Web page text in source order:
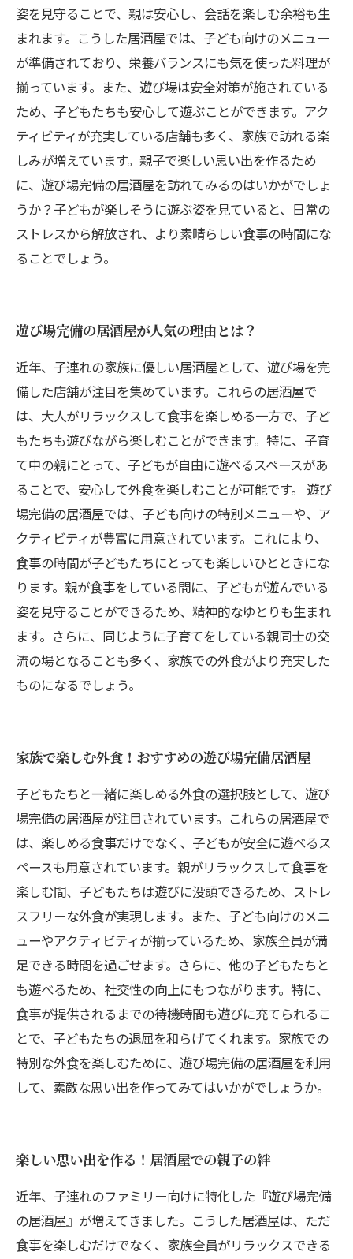
姿を見守ることで、親は安心し、会話を楽しむ余裕も生
まれます。こうした居酒屋では、子ども向けのメニュー
が準備されており、栄養バランスにも気を使った料理が
揃っています。また、遊び場は安全対策が施されている
ため、子どもたちも安心して遊ぶことができます。アク
ティビティが充実している店舗も多く、家族で訪れる楽
しみが増えています。親子で楽しい思い出を作るため
に、遊び場完備の居酒屋を訪れてみるのはいかがでしょ
うか？子どもが楽しそうに遊ぶ姿を見ていると、日常の
ストレスから解放され、より素晴らしい食事の時間にな
ることでしょう。
遊び場完備の居酒屋が人気の理由とは？
近年、子連れの家族に優しい居酒屋として、遊び場を完
備した店舗が注目を集めています。これらの居酒屋で
は、大人がリラックスして食事を楽しめる一方で、子ど
もたちも遊びながら楽しむことができます。特に、子育
て中の親にとって、子どもが自由に遊べるスペースがあ
ることで、安心して外食を楽しむことが可能です。 遊び
場完備の居酒屋では、子ども向けの特別メニューや、ア
クティビティが豊富に用意されています。これにより、
食事の時間が子どもたちにとっても楽しいひとときにな
ります。親が食事をしている間に、子どもが遊んでいる
姿を見守ることができるため、精神的なゆとりも生まれ
ます。さらに、同じように子育てをしている親同士の交
流の場となることも多く、家族での外食がより充実した
ものになるでしょう。
家族で楽しむ外食！おすすめの遊び場完備居酒屋
子どもたちと一緒に楽しめる外食の選択肢として、遊び
場完備の居酒屋が注目されています。これらの居酒屋で
は、楽しめる食事だけでなく、子どもが安全に遊べるス
ペースも用意されています。親がリラックスして食事を
楽しむ間、子どもたちは遊びに没頭できるため、ストレ
スフリーな外食が実現します。また、子ども向けのメニ
ューやアクティビティが揃っているため、家族全員が満
足できる時間を過ごせます。さらに、他の子どもたちと
も遊べるため、社交性の向上にもつながります。特に、
食事が提供されるまでの待機時間も遊びに充てられるこ
とで、子どもたちの退屈を和らげてくれます。家族での
特別な外食を楽しむために、遊び場完備の居酒屋を利用
して、素敵な思い出を作ってみてはいかがでしょうか。
楽しい思い出を作る！居酒屋での親子の絆
近年、子連れのファミリー向けに特化した『遊び場完備
の居酒屋』が増えてきました。こうした居酒屋は、ただ
食事を楽しむだけでなく、家族全員がリラックスできる